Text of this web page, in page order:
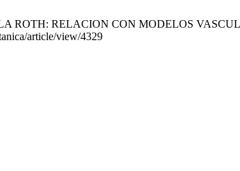
RELACION CON MODELOS
article/view/4329